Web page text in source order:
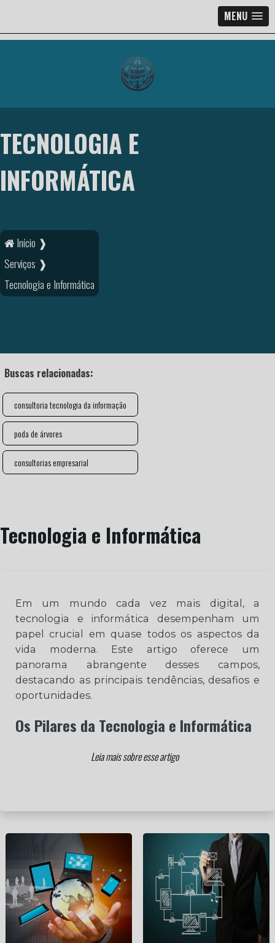
MENU
TECNOLOGIA E
INFORMÁTICA
Início ❱
Serviços ❱
Tecnologia e Informática
Buscas relacionadas:
consultoria tecnologia da informação
poda de árvores
consultorias empresarial
Tecnologia e Informática
Em um mundo cada vez mais digital, a
tecnologia e informática desempenham um
papel crucial em quase todos os aspectos da
vida moderna. Este artigo oferece um
panorama abrangente desses campos,
destacando as principais tendências, desafios e
oportunidades.
Os Pilares da Tecnologia e Informática